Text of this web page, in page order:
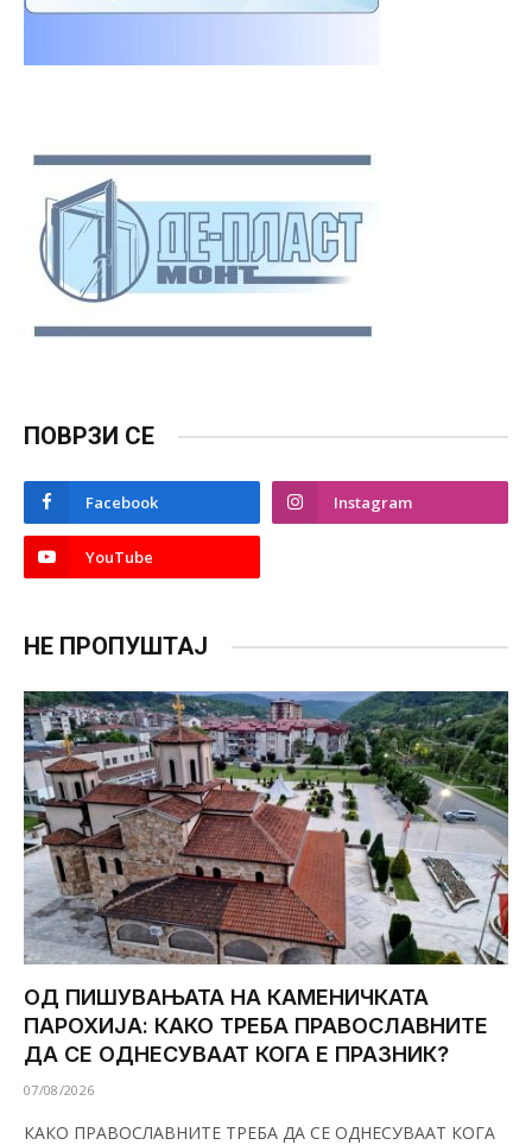
ПОВРЗИ СЕ
Facebook Instagram
YouTube
НЕ ПРОПУШТАЈ
ОД ПИШУВАЊАТА НА КАМЕНИЧКАТА
ПАРОХИЈА: КАКО ТРЕБА ПРАВОСЛАВНИТЕ
ДА СЕ ОДНЕСУВААТ КОГА Е ПРАЗНИК?
07/08/2026
КАКО ПРАВОСЛАВНИТЕ ТРЕБА ДА СЕ ОДНЕСУВААТ КОГА